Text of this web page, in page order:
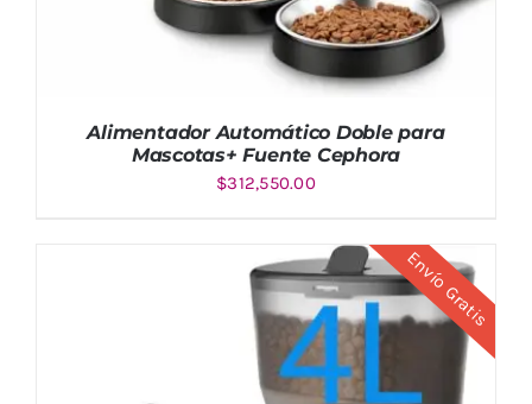
AÑADIR AL CARRITO / DETALLES
Alimentador Automático Doble para
Mascotas+ Fuente Cephora
$312,550.00
Envío Gratis